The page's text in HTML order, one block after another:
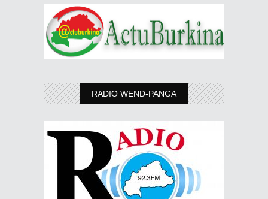
RADIO WEND-PANGA